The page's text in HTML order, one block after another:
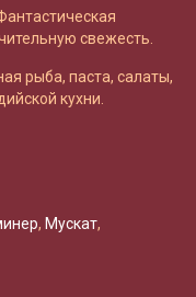
свежесть.
рыба, паста, салаты,
кухни.
, Мускат,